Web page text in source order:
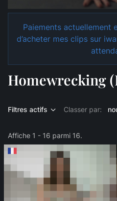
Paiements actuellement
d’acheter mes clips sur
Homewrecking
Filtres actifs Classer par:
Affiche 1 - 16 parmi 16.